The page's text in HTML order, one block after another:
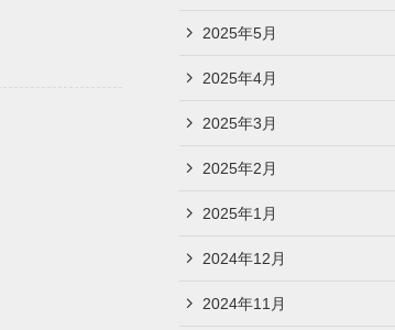
2025年5月
2025年4月
2025年3月
2025年2月
2025年1月
2024年12月
2024年11月